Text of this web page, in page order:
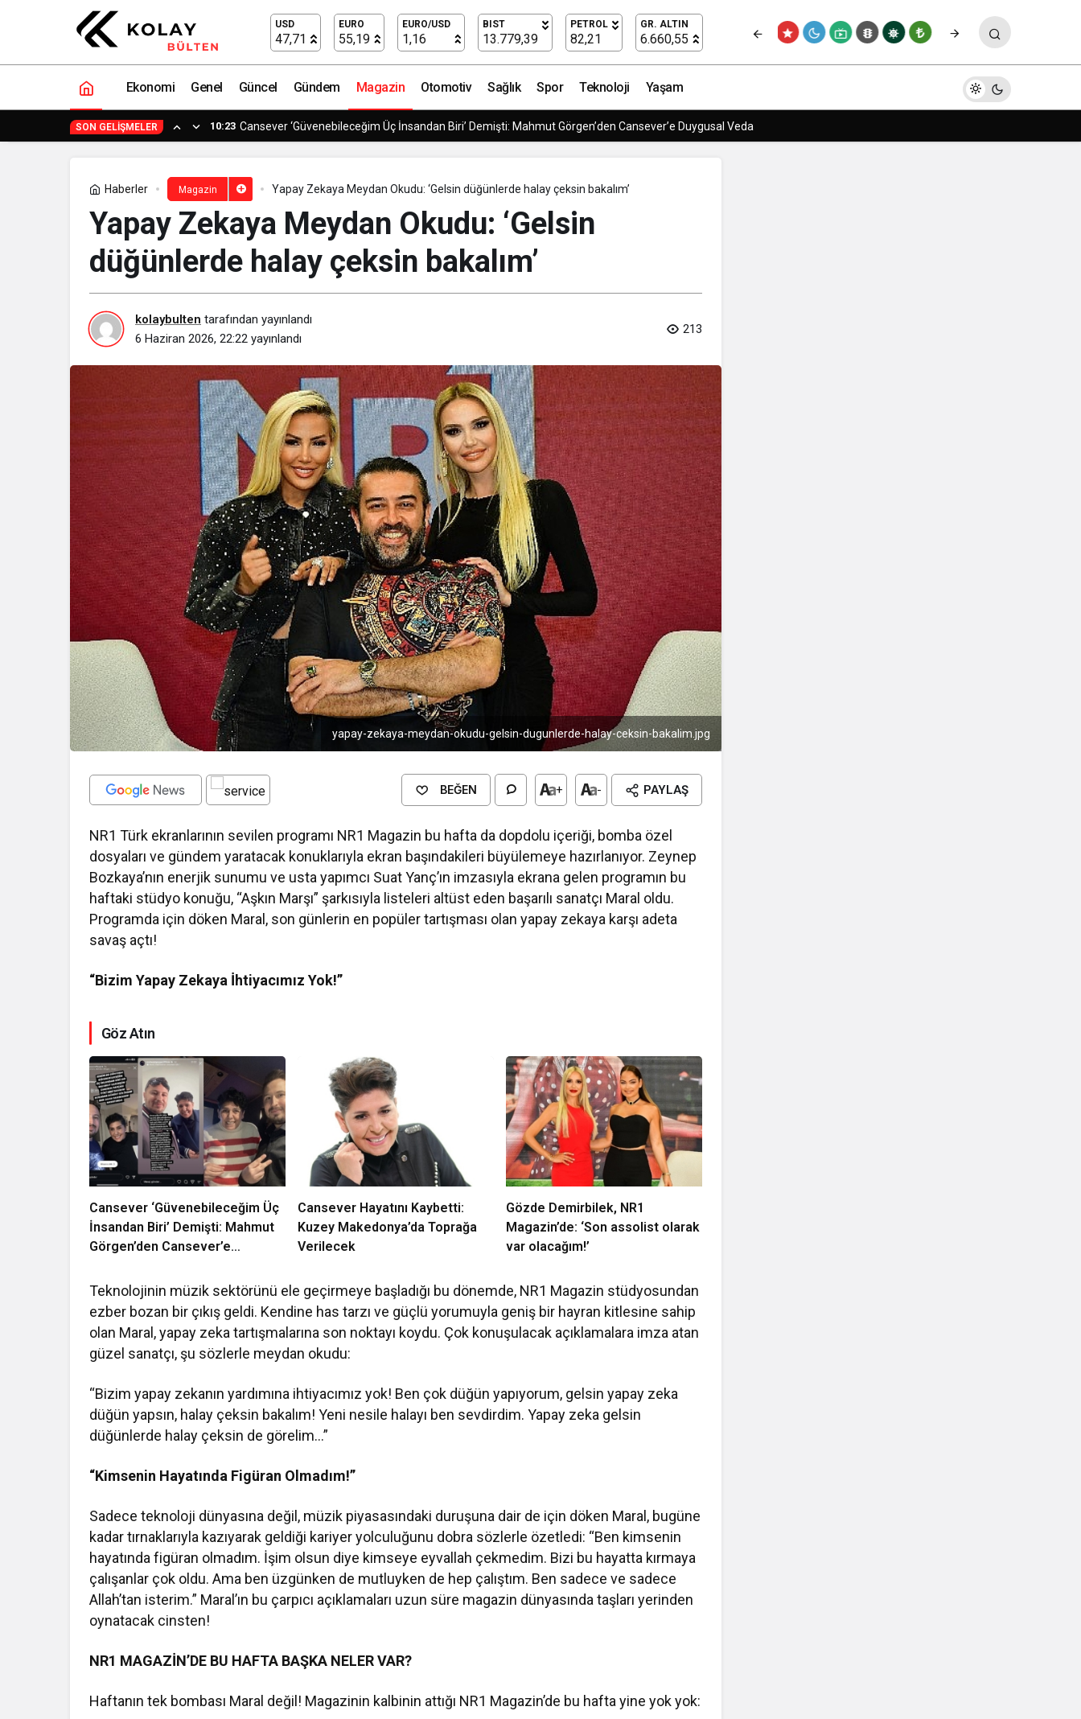
USD
47,71
EURO
55,19
EURO/USD
1,16
BIST
13.779,39
PETROL
82,21
GR. ALTIN
6.660,55
Ekonomi Genel Güncel Gündem Magazin Otomotiv Sağlık Spor Teknoloji Yaşam
SON GELIŞMELER
10:23 Cansever ‘Güvenebileceğim Üç İnsandan Biri’ Demişti: Mahmut Görgen’den Cansever’e Duygusal Veda
Haberler Magazin Yapay Zekaya Meydan Okudu: ‘Gelsin düğünlerde halay çeksin bakalım’
Yapay Zekaya Meydan Okudu: ‘Gelsin
düğünlerde halay çeksin bakalım’
kolaybulten tarafından yayınlandı
6 Haziran 2026, 22:22 yayınlandı
213
yapay-zekaya-meydan-okudu-gelsin-dugunlerde-halay-ceksin-bakalim.jpg
BEĞEN + - PAYLAŞ
NR1 Türk ekranlarının sevilen programı NR1 Magazin bu hafta da dopdolu içeriği, bomba özel
dosyaları ve gündem yaratacak konuklarıyla ekran başındakileri büyülemeye hazırlanıyor. Zeynep
Bozkaya’nın enerjik sunumu ve usta yapımcı Suat Yanç’ın imzasıyla ekrana gelen programın bu
haftaki stüdyo konuğu, “Aşkın Marşı” şarkısıyla listeleri altüst eden başarılı sanatçı Maral oldu.
Programda için döken Maral, son günlerin en popüler tartışması olan yapay zekaya karşı adeta
savaş açtı!
“Bizim Yapay Zekaya İhtiyacımız Yok!”
Göz Atın
Cansever ‘Güvenebileceğim Üç
İnsandan Biri’ Demişti: Mahmut
Görgen’den Cansever’e
Cansever Hayatını Kaybetti:
Kuzey Makedonya’da Toprağa
Verilecek
Gözde Demirbilek, NR1
Magazin’de: ‘Son assolist olarak
var olacağım!’
Teknolojinin müzik sektörünü ele geçirmeye başladığı bu dönemde, NR1 Magazin stüdyosundan
ezber bozan bir çıkış geldi. Kendine has tarzı ve güçlü yorumuyla geniş bir hayran kitlesine sahip
olan Maral, yapay zeka tartışmalarına son noktayı koydu. Çok konuşulacak açıklamalara imza atan
güzel sanatçı, şu sözlerle meydan okudu:
“Bizim yapay zekanın yardımına ihtiyacımız yok! Ben çok düğün yapıyorum, gelsin yapay zeka
düğün yapsın, halay çeksin bakalım! Yeni nesile halayı ben sevdirdim. Yapay zeka gelsin
düğünlerde halay çeksin de görelim…”
“Kimsenin Hayatında Figüran Olmadım!”
Sadece teknoloji dünyasına değil, müzik piyasasındaki duruşuna dair de için döken Maral, bugüne
kadar tırnaklarıyla kazıyarak geldiği kariyer yolculuğunu dobra sözlerle özetledi: “Ben kimsenin
hayatında figüran olmadım. İşim olsun diye kimseye eyvallah çekmedim. Bizi bu hayatta kırmaya
çalışanlar çok oldu. Ama ben üzgünken de mutluyken de hep çalıştım. Ben sadece ve sadece
Allah’tan isterim.” Maral’ın bu çarpıcı açıklamaları uzun süre magazin dünyasında taşları yerinden
oynatacak cinsten!
NR1 MAGAZİN’DE BU HAFTA BAŞKA NELER VAR?
Haftanın tek bombası Maral değil! Magazinin kalbinin attığı NR1 Magazin’de bu hafta yine yok yok:
Bad Boys Yönetmenlerinden Dev Aksiyon Gerilimi 7 Dogs, 26 Haziran’da Türkiye’de sinemalarda Yorum Yap Paylaş